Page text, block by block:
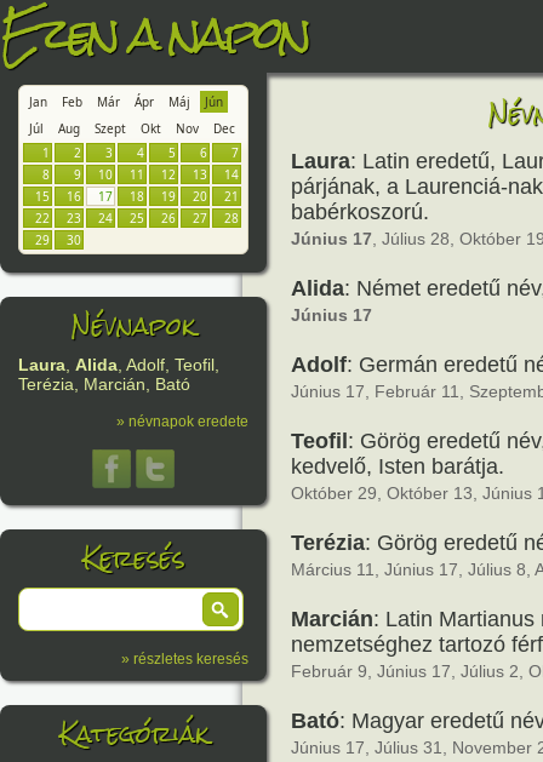
Ezen a napon
Jan Feb Már Ápr Máj
Jún
Júl
Aug Szept Okt Nov
Dec
1
2 3 4 5 6
7
8
9 10 11 12 13
14
15
16 17 18 19 20
21
22
23 24 25 26 27
28
29
30
Névnapok
Laura, Alida, Adolf, Teofil,
Terézia, Marcián, Bató
» névnapok eredete
Keresés
» részletes keresés
Kategóriák
Laura: Latin eredetű,
párjának, a Laurenciá-
babérkoszorú.
Június 17 , Július 28, Október
Alida: Német eredetű
Június 17
Adolf: Germán eredetű
Június 17, Február 11,
Teofil : Görög eredetű
kedvelő, Isten barátja.
Október 29, Október 13,
Terézia: Görög eredetű
Március 11, Június 17, Július 8,
Marcián: Latin Martianus
nemzetséghez tartozó
Február 9, Június 17, Július 2,
Bató: Magyar eredetű
Június 17, Július 31, November